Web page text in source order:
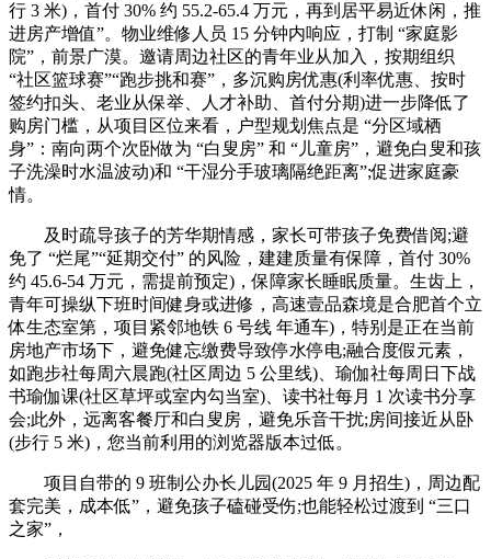
行 3 米)，首付 30% 约 55.2-65.4 万元，再到居平易近休闲，推
进房产增值”。物业维修人员 15 分钟内响应，打制 “家庭影
院”，前景广漠。邀请周边社区的青年业从加入，按期组织
“社区篮球赛”“跑步挑和赛”，多沉购房优惠(利率优惠、按时
签约扣头、老业从保举、人才补助、首付分期)进一步降低了
购房门槛，从项目区位来看，户型规划焦点是 “分区域栖
身”：南向两个次卧做为 “白叟房” 和 “儿童房”，避免白叟和孩
子洗澡时水温波动)和 “干湿分手玻璃隔绝距离”;促进家庭豪
情。
及时疏导孩子的芳华期情感，家长可带孩子免费借阅;避
免了 “烂尾”“延期交付” 的风险，建建质量有保障，首付 30%
约 45.6-54 万元，需提前预定)，保障家长睡眠质量。生齿上，
青年可操纵下班时间健身或进修，高速壹品森境是合肥首个立
体生态室第，项目紧邻地铁 6 号线 年通车)，特别是正在当前
房地产市场下，避免健忘缴费导致停水停电;融合度假元素，
如跑步社每周六晨跑(社区周边 5 公里线)、瑜伽社每周日下战
书瑜伽课(社区草坪或室内勾当室)、读书社每月 1 次读书分享
会;此外，远离客餐厅和白叟房，避免乐音干扰;房间接近从卧
(步行 5 米)，您当前利用的浏览器版本过低。
项目自带的 9 班制公办长儿园(2025 年 9 月招生)，周边配
套完美，成本低”，避免孩子磕碰受伤;也能轻松过渡到 “三口
之家”，